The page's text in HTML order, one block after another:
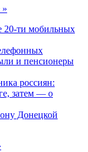
»
20-ти мобильных
и пенсионеры
россиян:
затем — о
Донецкой